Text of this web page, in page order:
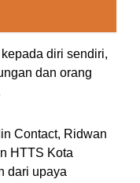
diri sendiri,
dan orang
Contact, Ridwan
HTTS Kota
dari upaya